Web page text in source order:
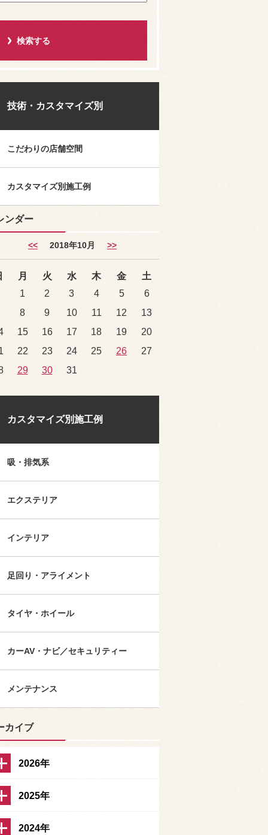
技術・カスタマイズ別
こだわりの店舗空間
カスタマイズ別施工例
ンダー
<< 2018年10月 >>
月 火 水 木 金
土
1
2 3 4 5
6
8 9 10 11 12
13
15 16 17 18 19
20
22 23 24 25 26
27
29 30 31
カスタマイズ別施工例
吸・排気系
エクステリア
インテリア
足回り・アライメント
タイヤ・ホイール
カーAV・ナビ／セキュリティー
メンテナンス
カイブ
2026年
2025年
2024年